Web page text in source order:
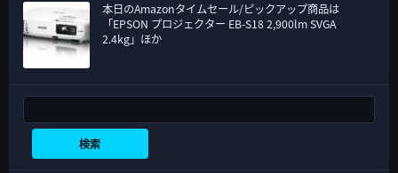
本日のAmazonタイムセール/ピックアップ商品は
「EPSON プロジェクター EB-S18 2,900lm SVGA
2.4kg」ほか
検索